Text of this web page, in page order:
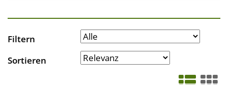
Filtern
Sortieren